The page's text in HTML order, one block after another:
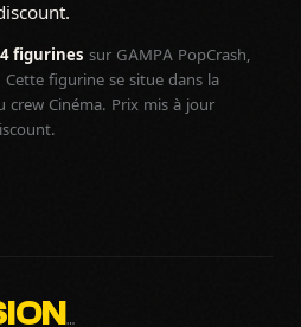
figurines sur GAMPA PopCrash,
Cette figurine se situe dans la
Cinéma. Prix mis à jour
…